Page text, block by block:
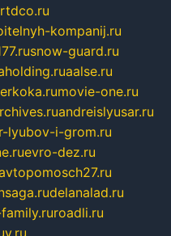
rtdco.ru
kompanij.ru
snow-guard.ru
aalse.ru
movie-one.ru
andreislyusar.ru
lyubov-i-grom.ru
evro-dez.ru
delanalad.ru
roadli.ru